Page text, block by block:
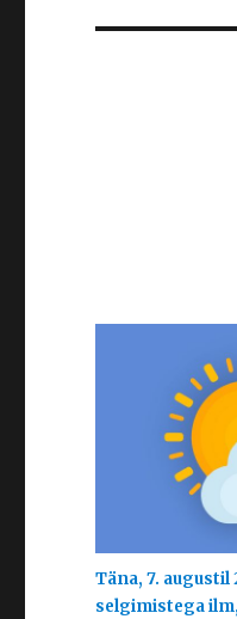
Täna, 7. augustil
selgimistega